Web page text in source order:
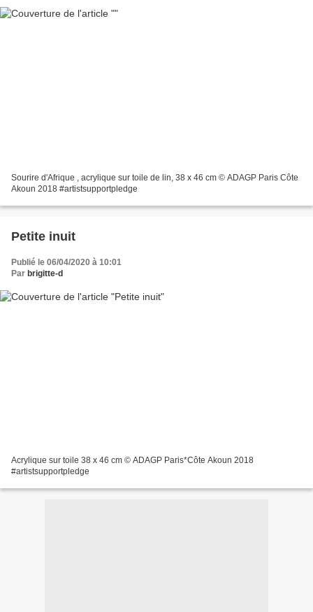
Sourire d'Afrique , acrylique sur toile de lin, 38 x 46 cm © ADAGP Paris Côte
Akoun 2018 #artistsupportpledge
Petite inuit
Publié le 06/04/2020 à 10:01
Par brigitte-d
Acrylique sur toile 38 x 46 cm © ADAGP Paris*Côte Akoun 2018
#artistsupportpledge